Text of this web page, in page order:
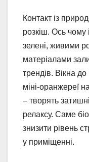
Контакт із
розкіш. Ось чому
зелені, живими
матеріалами
трендів. Вікна
міні-оранжереї
– творять
релаксу. Саме
знизити рівень
у приміщенні.